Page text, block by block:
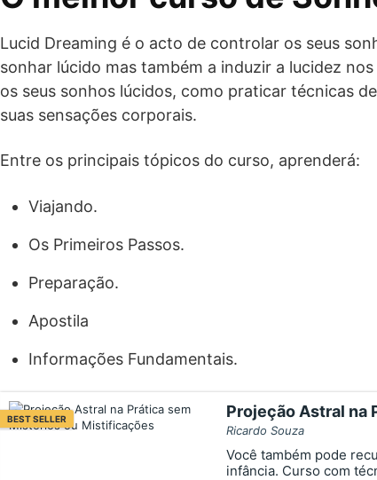
Lucid Dreaming é o acto de controlar os seus
sonhar lúcido mas também a induzir a lucidez
os seus sonhos lúcidos, como praticar técnicas
suas sensações corporais.
Entre os principais tópicos do curso, aprenderá:
Viajando.
Os Primeiros Passos.
Preparação.
Apostila
Informações Fundamentais.
BEST SELLER Projeção Astral na
Ricardo Souza
Você também pode
infância. Curso com